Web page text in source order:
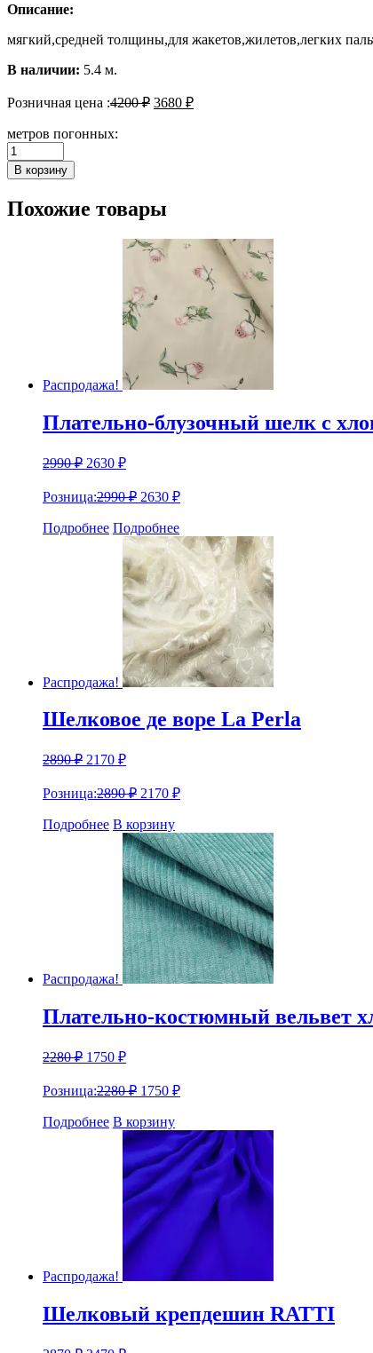
Описание:
мягкий,средней толщины,для жакетов,жилетов,легких
В наличии: 5.4 м.
Розничная цена :4200₽ 3680 ₽
метров погонных:
Количество
Твид
плательно-
HERNO
В корзину
Похожие товары
Распродажа!
Плательно-блузочный шелк с
2990₽ 2630 ₽
Розница:2990₽ 2630 ₽
Подробнее Подробнее
Распродажа!
Шелковое де воре La Perla
2890₽ 2170 ₽
Розница:2890₽ 2170 ₽
Подробнее В корзину
Распродажа!
Плательно-костюмный вельвет
2280₽ 1750 ₽
Розница:2280₽ 1750 ₽
Подробнее В корзину
Распродажа!
Шелковый крепдешин RATTI